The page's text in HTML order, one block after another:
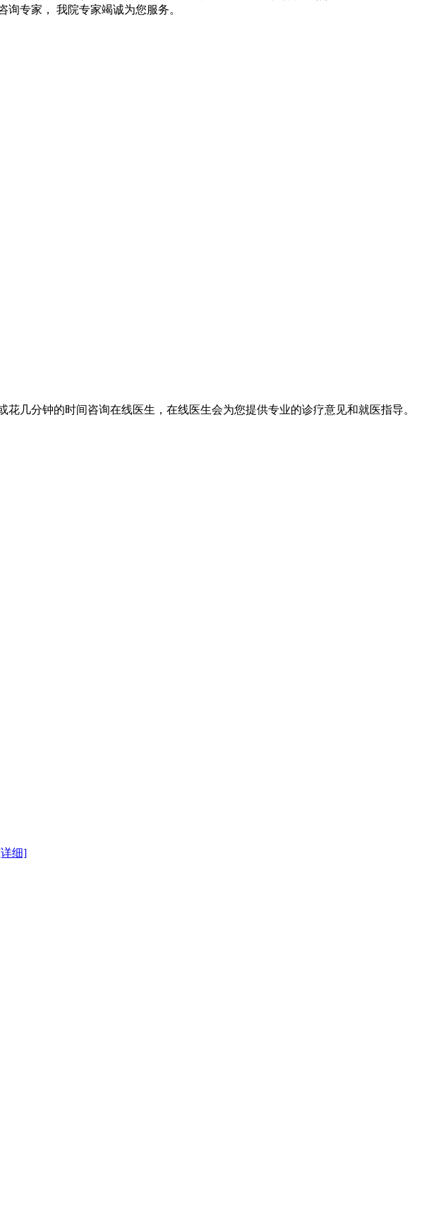
专家， 我院专家竭诚为您服务。
几分钟的时间咨询在线医生，在线医生会为您提供专业的诊疗意见和就医指导。
细]